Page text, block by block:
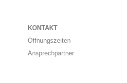
KONTAKT
Öffnungszeiten
Ansprechpartner